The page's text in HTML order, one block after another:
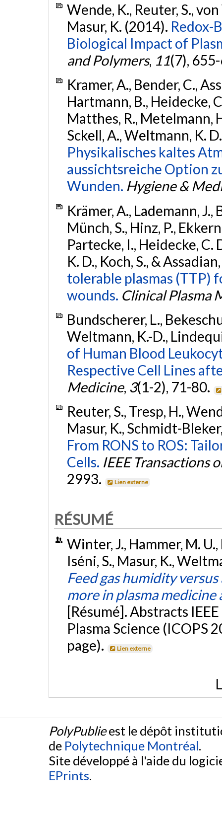
Wende, K., Reuter, S.,
Masur, K. (2014). Redox-
Biological Impact of
and Polymers, 11(7),
Kramer, A., Bender, C.,
Hartmann, B., Heidecke,
Matthes, R., Metelmann,
Sckell, A., Weltmann, K.
Physikalisches kaltes
aussichtsreiche Option
Wunden. Hygiene &
Krämer, A., Lademann, J.,
Münch, S., Hinz, P.,
Partecke, I., Heidecke, C.
K. D., Koch, S., &
tolerable plasmas (TTP)
wounds. Clinical Plasma
Bundscherer, L.,
Weltmann, K.-D.,
of Human Blood
Respective Cell Lines
Medicine, 3(1-2), 71-80.
Reuter, S., Tresp, H.,
Masur, K., Schmidt-
From RONS to ROS:
Cells. IEEE Transactions
2993.
Lien externe
RÉSUMÉ
Winter, J., Hammer, M.
Iséni, S., Masur, K.,
Feed gas humidity
more in plasma medicine
[Résumé]. Abstracts
Plasma Science (ICOPS
page).
Lien externe
PolyPublieest le dépôt
de Polytechnique Montréal.
Site développé à l'aide du
EPrints.